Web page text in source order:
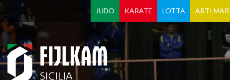
JUDO KARATE LOTTA ARTI